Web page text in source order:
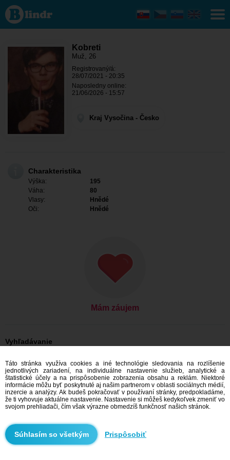
Kobreti -
On
hľadá
niekoho
Vysočina
Kobreti
Muž, 26
Registrovaný/á:
28/07/2021 - 20:35
Naposledny online:
21/06/2026 - 15:57
Kraj Vysočina - Česko
Charakteristika
Výška:
195
Váha:
80
Vlasy:
Hnědé
Oči:
Hnědé
Mám záujem
Vyhľadávanie
On hľadá ju: Muži, 26
On hľadá ju: Muži, 26 - Česko
On hľadá ju: Muži, 26 - Kraj Vysočina
On hľadá ju: Muži, 26 - Ledeč nad Sázavou
Zoznamka Česko
Zoznamka Kraj Vysočina
Zoznamka Ledeč nad Sázavou
Odporúčame
Táto stránka využíva cookies a iné technológie sledovania na rozlíšenie
jednotlivých zariadení, na individuálne nastavenie služieb, analytické a
štatistické účely a na prispôsobenie zobrazenia obsahu a reklám. Niektoré
informácie môžu byť poskytnuté aj našim partnerom v oblasti sociálnych médií,
inzercie a analýzy. Ak budeš pokračovať v používaní stránky, predpokladáme,
že ti vyhovuje aktuálne nastavenie. Nastavenie si môžeš kedykoľvek zmeniť vo
svojom prehliadači, čím však výrazne obmedzíš funkčnosť našich stránok.
Prispôsobiť